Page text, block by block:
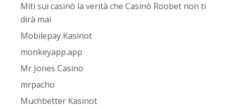
Miti sui casinò la verità che Casinò Roobet non ti
dirà mai
Mobilepay Kasinot
monkeyapp.app
Mr Jones Casino
mrpacho
Muchbetter Kasinot